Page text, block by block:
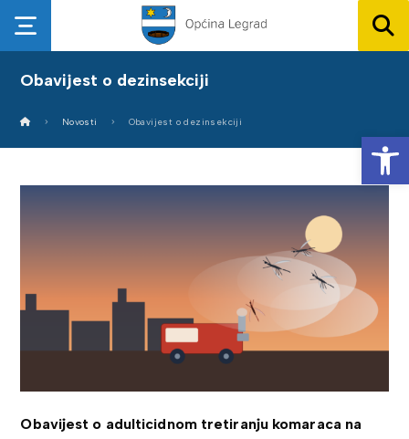
Obavijest o dezinsekciji
Novosti Obavijest o dezinsekciji
Obavijest o adulticidnom tretiranju komaraca na